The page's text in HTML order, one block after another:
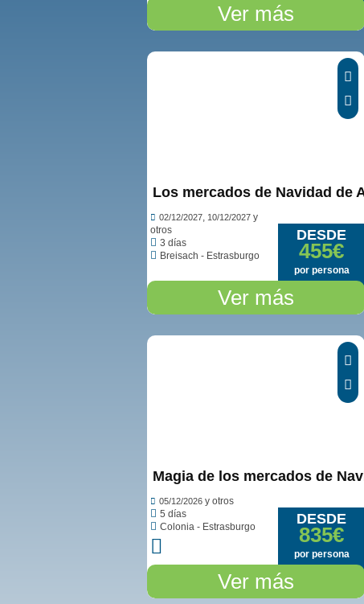
Ver más
DESDE
455€
por persona
Los mercados de Navidad de
02/12/2027 10/12/2027 y
otros
3 días
Breisach - Estrasburgo
Ver más
DESDE
835€
por persona
Magia de los mercados de
05/12/2026 y otros
5 días
Colonia - Estrasburgo
Ver más